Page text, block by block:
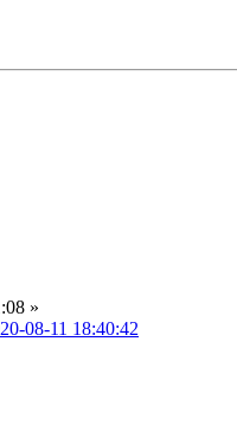
»
08-11 18:40:42